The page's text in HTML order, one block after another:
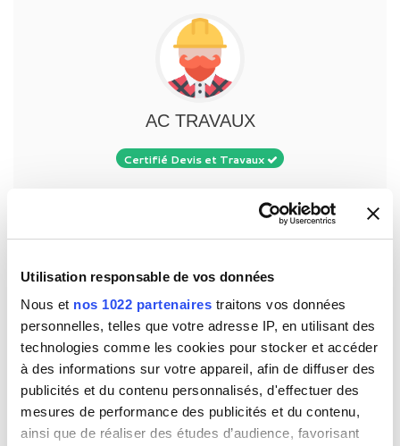
Utilisation responsable de vos données
Nous et nos 1022 partenaires traitons vos données
personnelles, telles que votre adresse IP, en utilisant des
technologies comme les cookies pour stocker et accéder
à des informations sur votre appareil, afin de diffuser des
publicités et du contenu personnalisés, d'effectuer des
mesures de performance des publicités et du contenu,
ainsi que de réaliser des études d’audience, favorisant
AC TRAVAUX
Certifié Devis et Travaux
Assainissement - Terrassement